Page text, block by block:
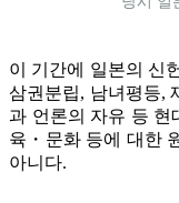
이 기간에 일본의 신
삼권분립, 남녀평등,
과 언론의 자유 등 현
육・문화 등에 대한
아니다.